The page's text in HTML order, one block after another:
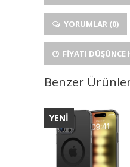
YORUMLAR (0)
FIYATI DÜŞÜNCE
Benzer
YENİ